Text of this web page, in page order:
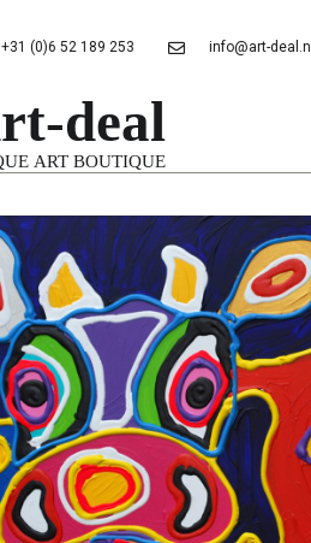
+31 (0)6 52 189 253 info@art-deal.nl